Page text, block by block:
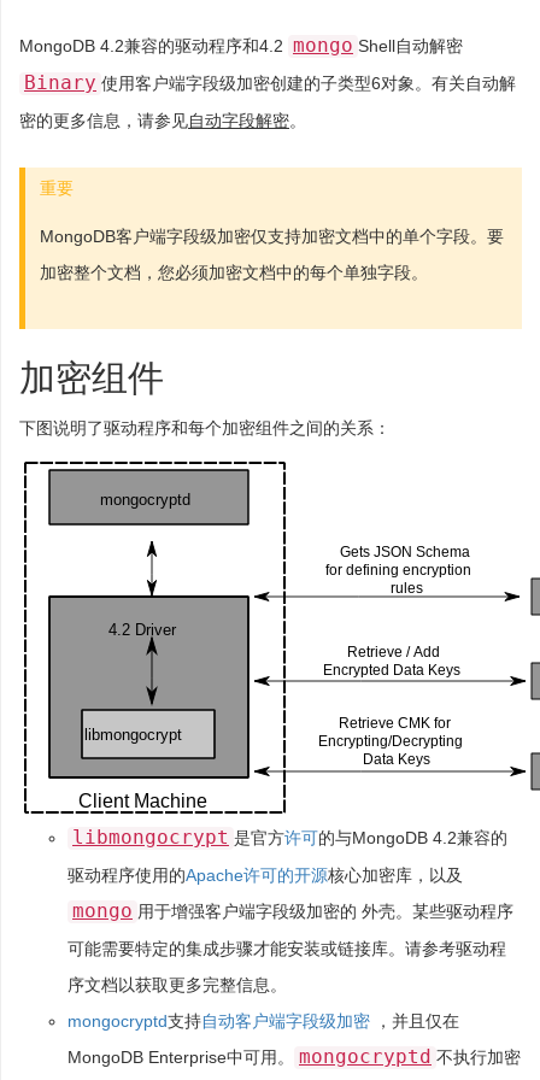
MongoDB 4.2兼容的驱动程序和4.2 mongo Shell自动解密
Binary 使用客户端字段级加密创建的子类型6对象。有关自动解
密的更多信息，请参见自动字段解密。
重要
MongoDB客户端字段级加密仅支持加密文档中的单个字段。要
加密整个文档，您必须加密文档中的每个单独字段。
加密组件
下图说明了驱动程序和每个加密组件之间的关系：
libmongocrypt 是官方许可的与MongoDB 4.2兼容的
驱动程序使用的Apache许可的开源核心加密库，以及
mongo 用于增强客户端字段级加密的 外壳。某些驱动程序
可能需要特定的集成步骤才能安装或链接库。请参考驱动程
序文档以获取更多完整信息。
mongocryptd支持自动客户端字段级加密 ，并且仅在
MongoDB Enterprise中可用。
mongocryptd 不执行加密